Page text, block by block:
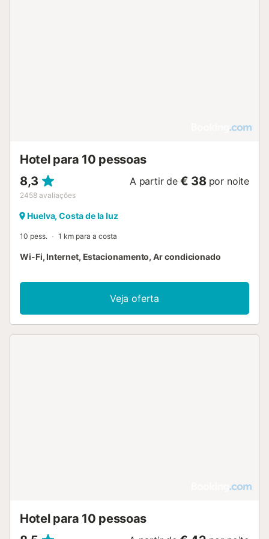
Hotel para 10 pessoas
8,3
2458 avaliações
A partir de € 38 por noite
Huelva, Costa de la luz
10 pess. 1 km para a costa
Wi-Fi, Internet, Estacionamento, Ar condicionado
Veja oferta
Hotel para 10 pessoas